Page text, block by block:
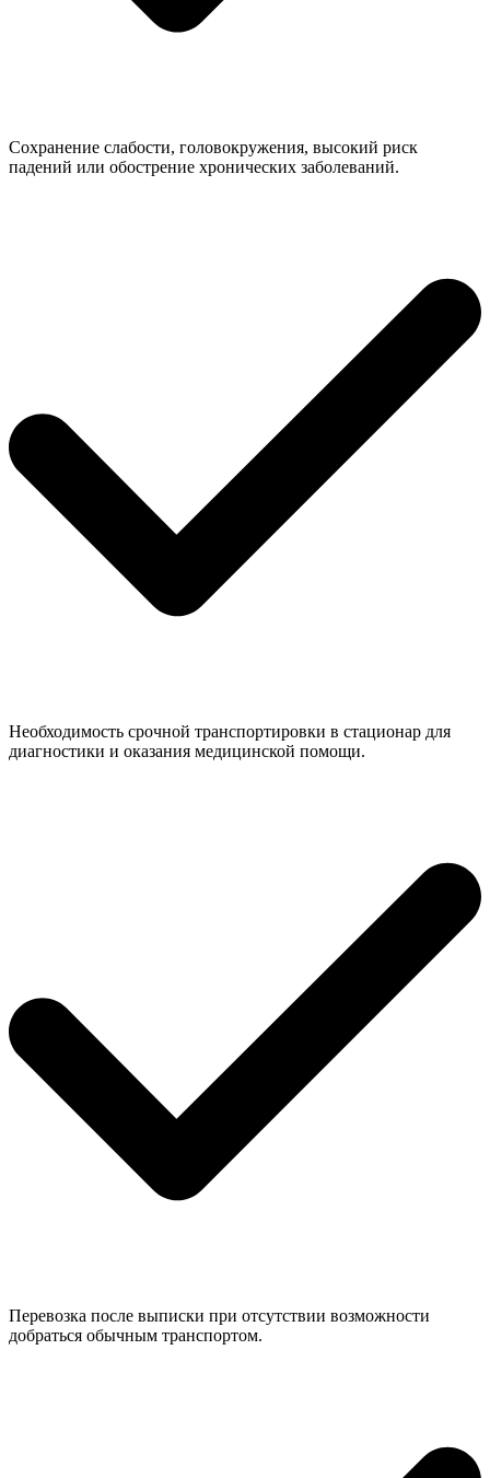
Сохранение слабости, головокружения, высокий риск
падений или обострение хронических заболеваний.
Необходимость срочной транспортировки в стационар для
диагностики и оказания медицинской помощи.
Перевозка после выписки при отсутствии возможности
добраться обычным транспортом.